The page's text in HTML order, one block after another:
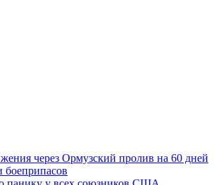
через Ормузский пролив на 60 дней
боеприпасов